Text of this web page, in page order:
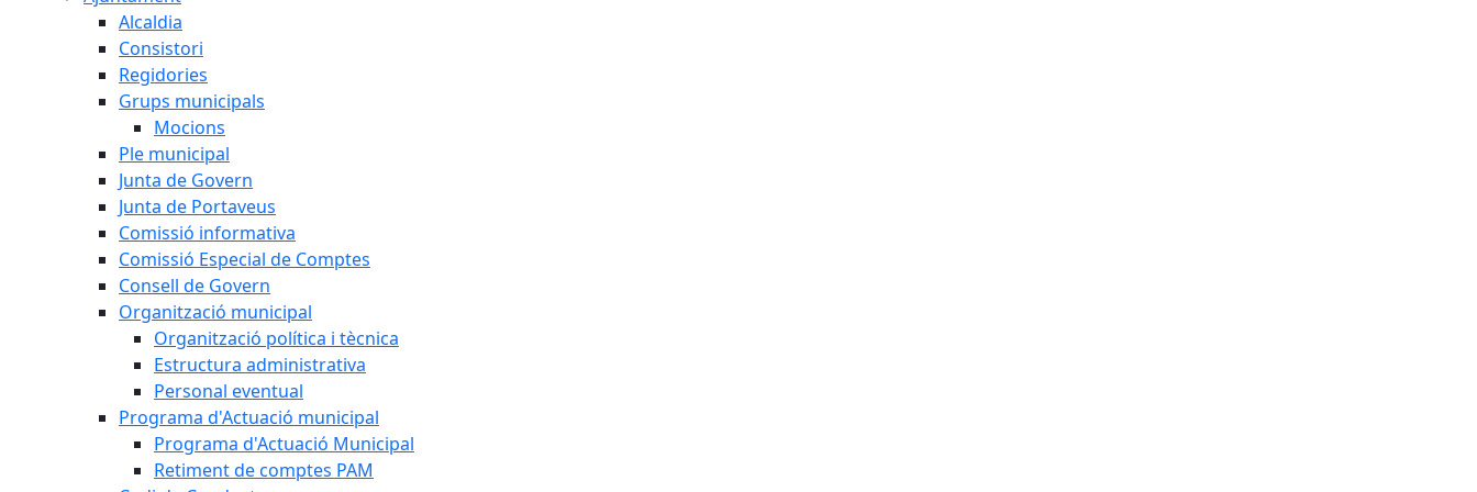
Alcaldia
Consistori
Regidories
Grups municipals
Mocions
Ple municipal
Junta de Govern
Junta de Portaveus
Comissió informativa
Comissió Especial de Comptes
Consell de Govern
Organització municipal
Organització política i tècnica
Estructura administrativa
Personal eventual
Programa d'Actuació municipal
Programa d'Actuació Municipal
Retiment de comptes PAM